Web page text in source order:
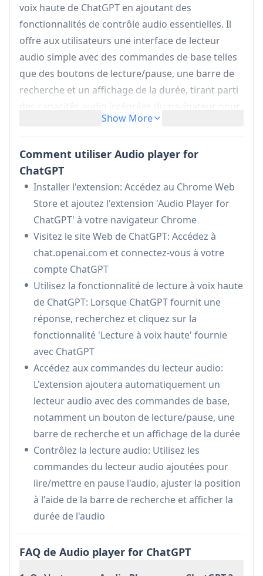
voix haute de ChatGPT en ajoutant des
fonctionnalités de contrôle audio essentielles. Il
offre aux utilisateurs une interface de lecteur
audio simple avec des commandes de base telles
que des boutons de lecture/pause, une barre de
recherche et un affichage de la durée, tirant parti
des capacités audio intégrées du navigateur pour
améliorer l'expérience d'écoute des réponses de
ChatGPT.
Commandes audio de base:Comprend une
fonctionnalité de lecture/pause standard pour
un meilleur contrôle de la lecture audio
Intégration de la barre de recherche:Permet
aux utilisateurs de naviguer dans le contenu
audio en faisant glisser la barre de recherche
vers des points spécifiques
Affichage de la durée:
position actuelle de la lecture audio pour une
meilleure gestion du temps
Intégration native au navigateur:Utilise les
commandes audio intégrées du navigateur
pour une expérience utilisateur fiable et
familière
Cas d'utilisation de Audio player for
ChatGPT
Soutien à l'accessibilité: Aide les utilisateurs
ayant une déficience visuelle ou des difficultés
de lecture à consommer le contenu de
ChatGPT par le biais de l'audio
Amélioration du multitâche: Permet aux
utilisateurs d'écouter les réponses de ChatGPT
auditifs en fournissant des versions parlées
Show More
Comment utiliser Audio player for
ChatGPT
Installer l'extension: Accédez au Chrome Web
Store et ajoutez l'extension 'Audio Player for
ChatGPT' à votre navigateur Chrome
Visitez le site Web de ChatGPT: Accédez à
chat.openai.com et connectez-vous à votre
compte ChatGPT
Utilisez la fonctionnalité de lecture à voix haute
de ChatGPT: Lorsque ChatGPT fournit une
réponse, recherchez et cliquez sur la
fonctionnalité 'Lecture à voix haute' fournie
avec ChatGPT
Accédez aux commandes du lecteur audio:
L'extension ajoutera automatiquement un
lecteur audio avec des commandes de base,
notamment un bouton de lecture/pause, une
barre de recherche et un affichage de la durée
Contrôlez la lecture audio: Utilisez les
commandes du lecteur audio ajoutées pour
lire/mettre en pause l'audio, ajuster la position
à l'aide de la barre de recherche et afficher la
durée de l'audio
FAQ de Audio player for ChatGPT